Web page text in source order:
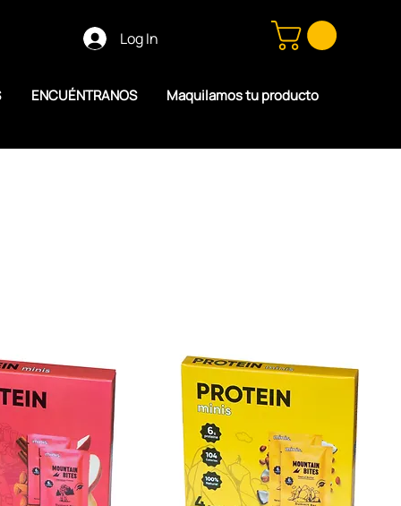
Log In
ENCUÉNTRANOS Maquilamos tu producto